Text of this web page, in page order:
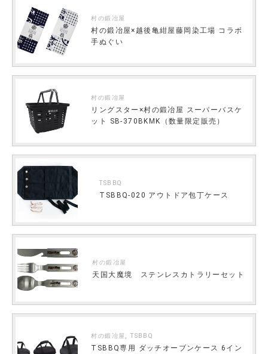
村の鍛冶屋
村の鍛冶屋×越後亀紺屋藤岡染工場 コラボ
手ぬぐい
村の鍛冶屋
リングスター×村の鍛冶屋 スーパーバスケ
ット SB-370BKMK（数量限定販売）
TSBBQ
TSBBQ-020 アウトドア包丁ケース
村の鍛冶屋
天国大魔境 ステンレスカトラリーセット
村の鍛冶屋 ,TSBBQ
TSBBQ専用 ダッチオーブンケース 6イン